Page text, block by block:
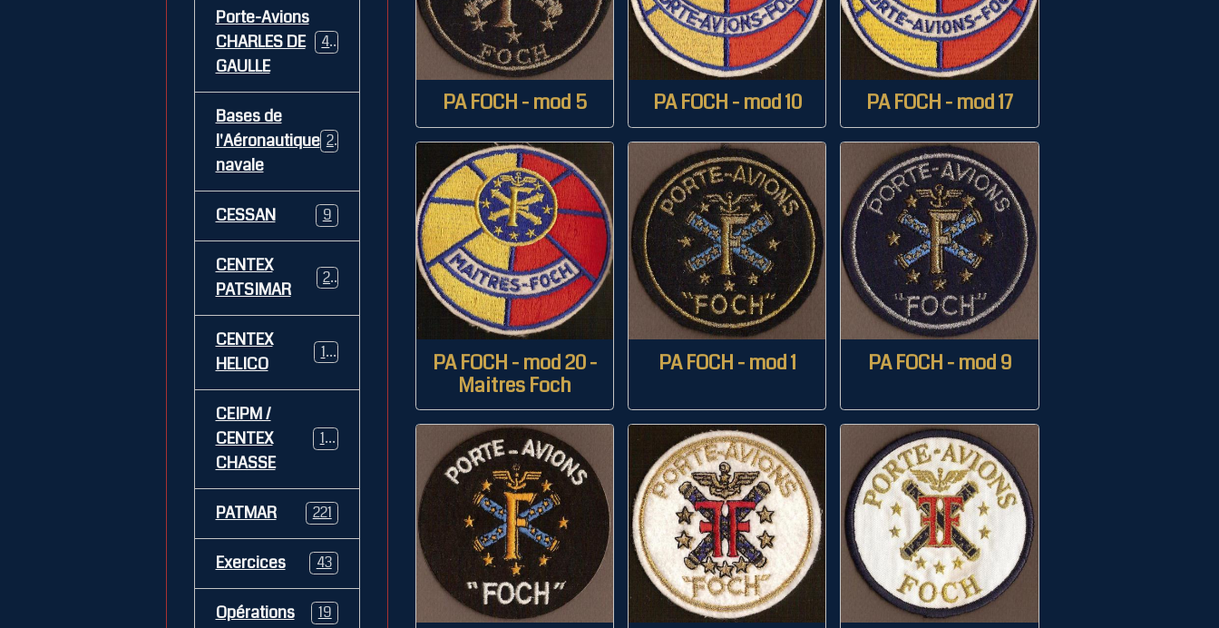
PA FOCH - mod 5 PA FOCH - mod 10 PA FOCH - mod 17
PA FOCH - mod 20 -
Maitres Foch
PA FOCH - mod 1 PA FOCH - mod 9
Porte-Avions
CHARLES DE
GAULLE
469
Bases de
l'Aéronautique
navale
269
CESSAN 9
CENTEX
PATSIMAR
21
CENTEX
HELICO
14
CEIPM /
CENTEX
CHASSE
108
PATMAR 221
Exercices 43
Opérations 19